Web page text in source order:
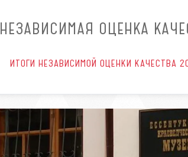
НЕЗАВИСИМАЯ ОЦЕНКА
ИТОГИ НЕЗАВИСИМОЙ ОЦЕНКИ КАЧЕСТВА